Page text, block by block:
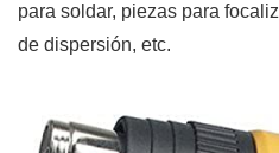
para soldar, piezas para
de dispersión, etc.